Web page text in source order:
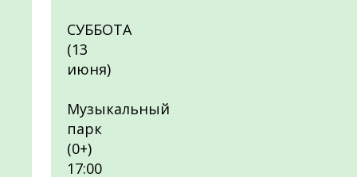
СУББОТА
(13
июня)
Музыкальный
парк
(0+)
17:00